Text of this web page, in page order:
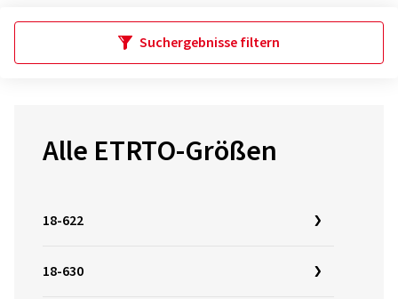
Suchergebnisse filtern
Alle ETRTO-Größen
18-622
18-630